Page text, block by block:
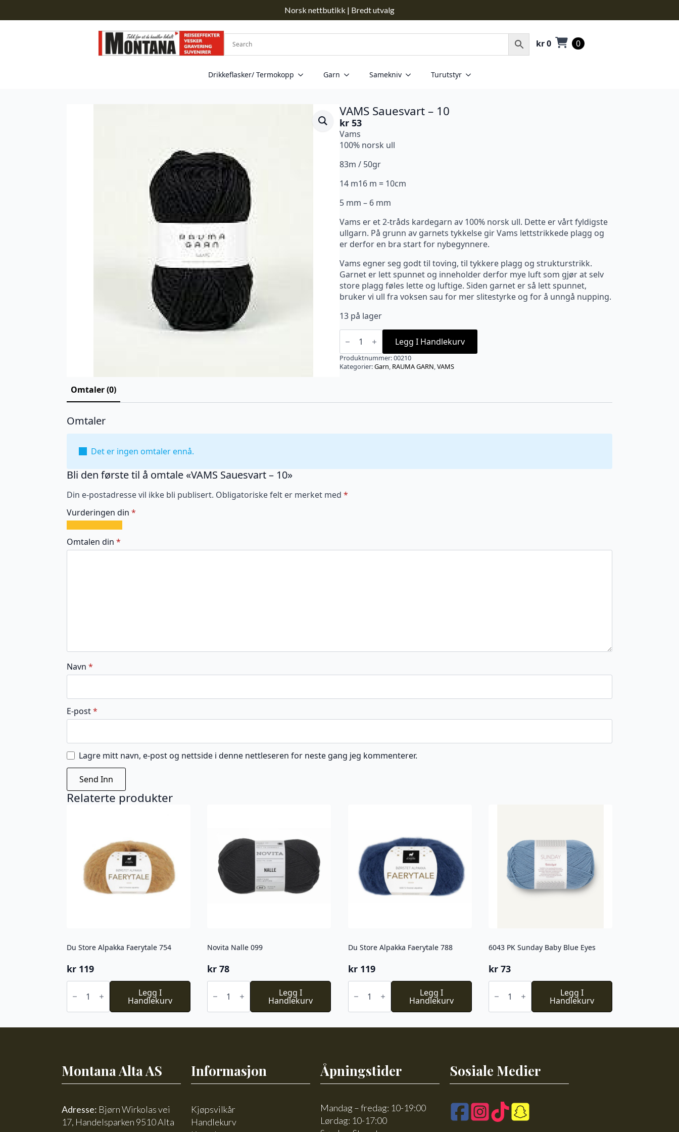
Norsk nettbutikk | Bredt utvalg
kr0 0
Drikkeflasker/ Termokopp Garn Samekniv Turutstyr
VAMS Sauesvart – 10
kr 53
Vams
100% norsk ull
83m / 50gr
14 m16 m = 10cm
5 mm – 6 mm
Vams er et 2-tråds kardegarn av 100% norsk ull. Dette er vårt fyldigste
ullgarn. På grunn av garnets tykkelse gir Vams lettstrikkede plagg og
er derfor en bra start for nybegynnere.
Vams egner seg godt til toving, til tykkere plagg og strukturstrikk.
Garnet er lett spunnet og inneholder derfor mye luft som gjør at selv
store plagg føles lette og luftige. Siden garnet er så lett spunnet,
bruker vi ull fra voksen sau for mer slitestyrke og for å unngå nupping.
13 på lager
VAMS
Sauesvart
10
antall
Legg I Handlekurv
Produktnummer:00210
Kategorier:Garn, RAUMA GARN,VAMS
Omtaler (0)
Omtaler
Det er ingen omtaler ennå.
Bli den første til å omtale «VAMS Sauesvart – 10»
Din e-postadresse vil ikke bli publisert. Obligatoriske felt er merket med *
Vurderingen din *
av
5
av
5
av
5
av
5
av
5
Omtalen din *
Navn *
E-post*
Lagre mitt navn, e-post og nettside i denne nettleseren for neste gang jeg kommenterer.
Relaterte produkter
Du Store Alpakka Faerytale 754
kr 119
Du
Store
Alpakka
Faerytale
antall
Legg I
Handlekurv
Novita Nalle 099
kr 78
Novita
099
antall
Legg I
Handlekurv
Du Store Alpakka Faerytale 788
kr119
Du
Store
Alpakka
Faerytale
antall
Legg I
Handlekurv
6043 PK Sunday Baby Blue Eyes
kr 73
6043
Sunday
Baby
Eyes
Legg I
Handlekurv
Montana Alta AS
Adresse: Bjørn Wirkolas vei
17, Handelsparken 9510 Alta
Informasjon
Kjøpsvilkår
Handlekurv
Åpningstider
Mandag – fredag: 10-19:00
Lørdag: 10-17:00
Sosiale Medier